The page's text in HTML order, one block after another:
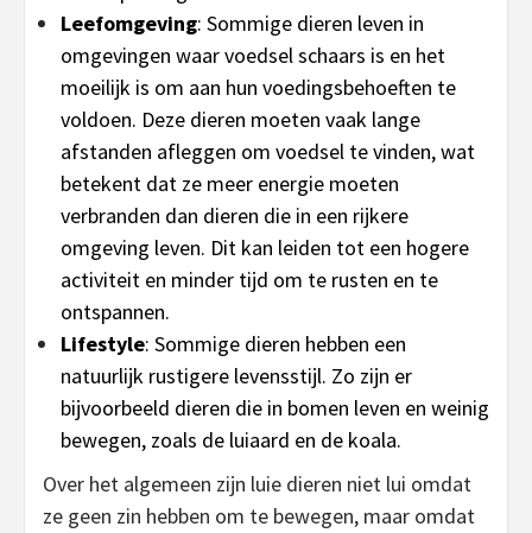
Leefomgeving: Sommige dieren leven in
omgevingen waar voedsel schaars is en het
moeilijk is om aan hun voedingsbehoeften te
voldoen. Deze dieren moeten vaak lange
afstanden afleggen om voedsel te vinden, wat
betekent dat ze meer energie moeten
verbranden dan dieren die in een rijkere
omgeving leven. Dit kan leiden tot een hogere
activiteit en minder tijd om te rusten en te
ontspannen.
Lifestyle: Sommige dieren hebben een
natuurlijk rustigere levensstijl. Zo zijn er
bijvoorbeeld dieren die in bomen leven en weinig
bewegen, zoals de luiaard en de koala.
Over het algemeen zijn luie dieren niet lui omdat
ze geen zin hebben om te bewegen, maar omdat